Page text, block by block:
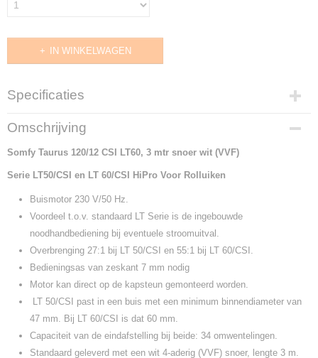
IN WINKELWAGEN
Specificaties
Productcode
1167008
Productcode leverancier
2 t/m 5 werkdagen
Omschrijving
Somfy Taurus 120/12 CSI LT60, 3 mtr snoer wit (VVF)
Serie LT50/CSI en LT 60/CSI HiPro Voor Rolluiken
Buismotor 230 V/50 Hz.
Voordeel t.o.v. standaard LT Serie is de ingebouwde
noodhandbediening bij eventuele stroomuitval.
Overbrenging 27:1 bij LT 50/CSI en 55:1 bij LT 60/CSI.
Bedieningsas van zeskant 7 mm nodig
Motor kan direct op de kapsteun gemonteerd worden.
LT 50/CSI past in een buis met een minimum binnendiameter van
47 mm. Bij LT 60/CSI is dat 60 mm.
Capaciteit van de eindafstelling bij beide: 34 omwentelingen.
Standaard geleverd met een wit 4-aderig (VVF) snoer, lengte 3 m.